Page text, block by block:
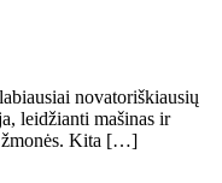
novatoriškiausių
leidžianti mašinas ir
žmonės. Kita […]